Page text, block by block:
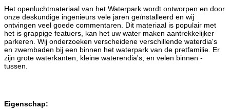
Het openluchtmateriaal van het Waterpark wordt ontworpen en door
onze deskundige ingenieurs vele jaren geïnstalleerd en wij
ontvingen veel goede commentaren. Dit materiaal is populair met
het is grappige featuers, kan het uw water maken aantrekkelijker
parkeren. Wij onderzoeken verscheidene verschillende waterdia's
en zwembaden bij een binnen het waterpark van de pretfamilie. Er
zijn grote waterkanten, kleine waterendia's, en velen binnen -
tussen.
Eigenschap: